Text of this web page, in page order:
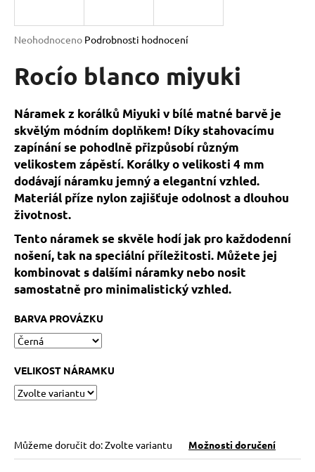
Průměrné
produktu
je
5
hvězdiček.
Neohodnoceno Podrobnosti hodnocení
Rocío blanco miyuki
Náramek z korálků Miyuki v bílé matné barvě je
skvělým módním doplňkem! Díky stahovacímu
zapínání se pohodlně přizpůsobí různým
velikostem zápěstí. Korálky o velikosti 4 mm
dodávají náramku jemný a elegantní vzhled.
Materiál příze nylon zajišťuje odolnost a dlouhou
životnost.
Tento náramek se skvěle hodí jak pro každodenní
nošení, tak na speciální příležitosti. Můžete jej
kombinovat s dalšími náramky nebo nosit
samostatně pro minimalistický vzhled.
BARVA PROVÁZKU
VELIKOST NÁRAMKU
Můžeme doručit do:Zvolte variantu Možnosti doručení
j
t
?
HLEDAT
D
o
p
o
r
č
u
j
e
m
e
SRDÍČKO
–